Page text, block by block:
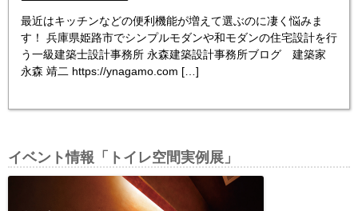
最近はキッチンなどの便利機能が増えて選ぶのに凄く悩みま
す！ 兵庫県姫路市でシンプルモダンや和モダンの住宅設計を行
う一級建築士設計事務所 永森建築設計事務所ブログ 建築家
永森 靖二 https://ynagamo.com […]
イベント情報「トイレ空間実例展」